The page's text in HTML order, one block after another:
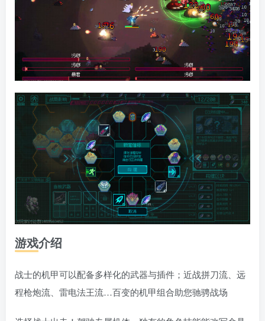
游戏介绍
战士的机甲可以配备多样化的武器与插件；近战拼刀流、远
程枪炮流、雷电法王流…百变的机甲组合助您驰骋战场